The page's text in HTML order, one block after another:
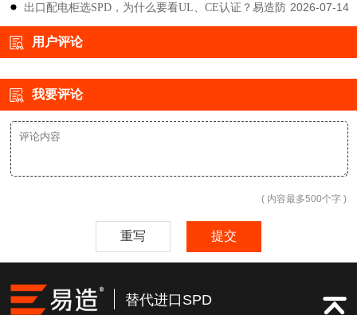
勿只对比价格-易造防雷
2026-07-14
出口配电柜选SPD，为什么要看UL、CE认证？易造防
用户评论
我要评论
( 内容最多500个字 )
重写 提交
替代进口SPD